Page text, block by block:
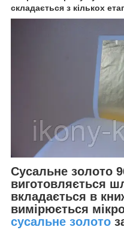
складається з кількох
Сусальне золото
виготовляється
вкладається в
вимірюється
сусальне золото